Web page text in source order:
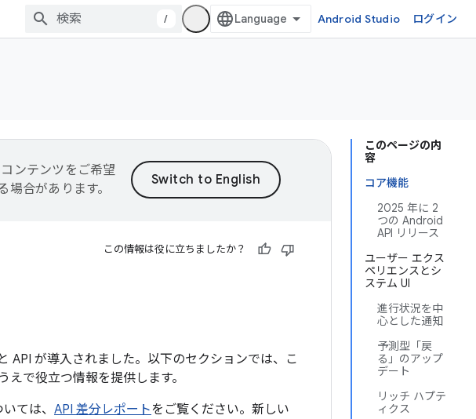
/ Android Studio ログイン
このページの内
容
コア機能
2025 年に 2
つの Android
API リリース
ユーザー エクス
ペリエンスとシ
ステム UI
進行状況を中
心とした通知
予測型「戻
る」のアップ
デート
リッチ ハプテ
ィクス
ンテンツをご希望
合があります。
この情報は役に立ちましたか？
API が導入されました。以下のセクションでは、こ
で役立つ情報を提供します。
ては、 API 差分レポートをご覧ください。新しい